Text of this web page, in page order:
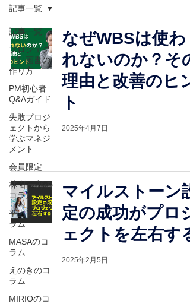
記事一覧
プロジェク
ト計画書の
作り方
PM初心者
Q&Aガイド
失敗プロジ
ェクトから
学ぶマネジ
メント
会員限定
林 雄一郎の
コラム
平山 理のコ
ラム
MASAのコ
ラム
えのきのコ
ラム
MIRIOのコ
記事一覧
なぜWBSは使わ
れないのか？その
理由と改善のヒン
ト
2025年4月7日
マイルストーン設
定の成功がプロジ
ェクトを左右する
2025年2月5日